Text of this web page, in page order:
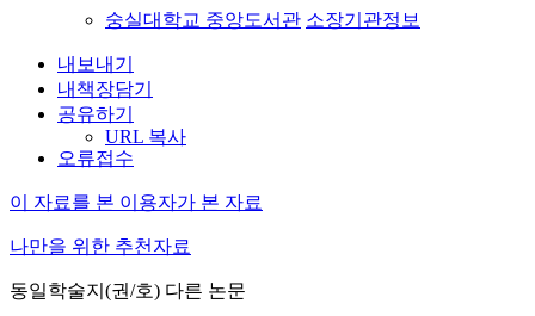
숭실대학교 중앙도서관 소장기관정보
내보내기
내책장담기
공유하기
URL 복사
오류접수
이 자료를 본 이용자가 본 자료
나만을 위한 추천자료
동일학술지(권/호) 다른 논문